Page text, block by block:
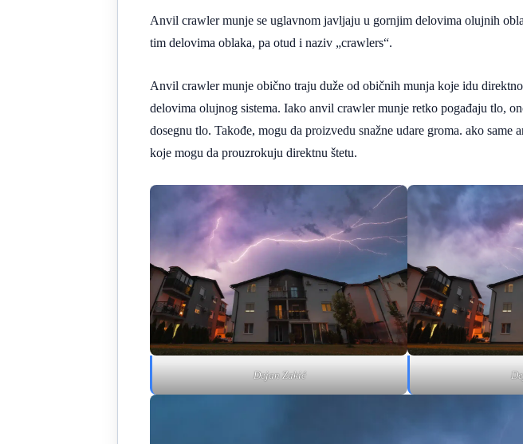
Anvil crawler munje se uglavnom javljaju u gornjim delovima olujnih
tim delovima oblaka, pa otud i naziv „crawlers“.
Anvil crawler munje obično traju duže od običnih munja koje idu
delovima olujnog sistema. Iako anvil crawler munje retko pogađaju tlo,
dosegnu tlo. Takođe, mogu da proizvedu snažne udare groma. ako
koje mogu da prouzrokuju direktnu štetu.
Dejan Zakić